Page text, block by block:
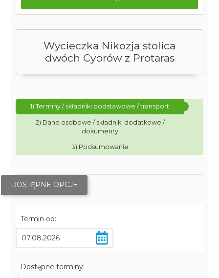
Wycieczka Nikozja stolica
dwóch Cyprów z Protaras
1) Terminy / składniki podstawowe / transport
2) Dane osobowe / składniki dodatkowe /
dokumenty
3) Podsumowanie
DOSTĘPNE OPCJE
Termin od:
Dostępne terminy: